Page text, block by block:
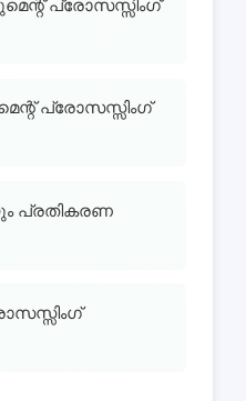
പ്രോസസ്സിംഗ്
പ്രോസസ്സിംഗ്
പ്രതികരണ